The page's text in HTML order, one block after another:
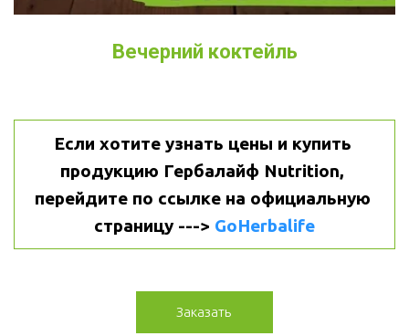
Вечерний коктейль
Если хотите узнать цены и купить
продукцию Гербалайф Nutrition,
перейдите по ссылке на официальную
страницу ---> GoHerbalife
Заказать